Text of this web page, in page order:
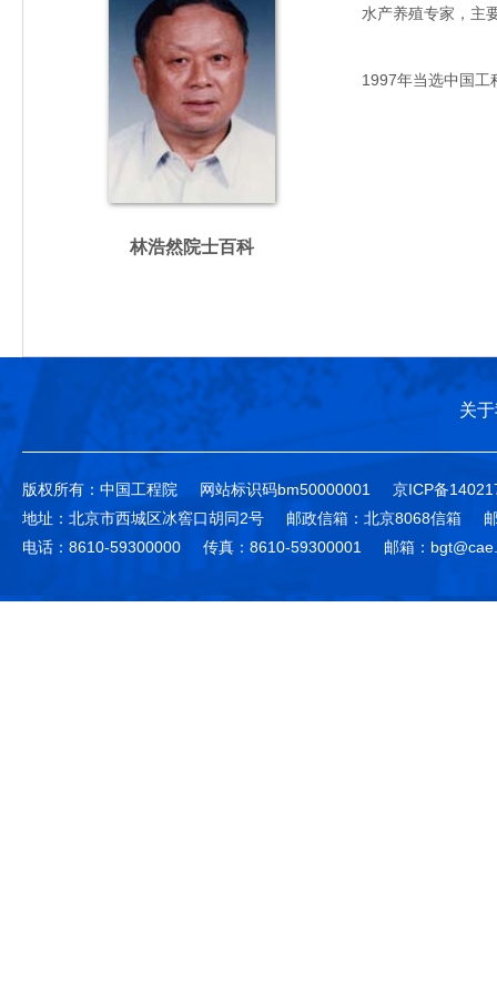
林浩然院士百科
水产养殖专家，主要
1997年当选中国工
关
版权所有：中国工程院 网站标识码bm50000001
京ICP备
地址：北京市西城区冰窖口胡同2号
邮政信箱：北京8068信箱
电话：8610-59300000
传真：8610-59300001 邮箱：